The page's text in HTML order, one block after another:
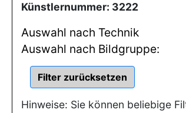
Künstlernummer: 3222
Auswahl nach Technik
Auswahl nach Bildgruppe:
Hinweise: Sie können beliebige